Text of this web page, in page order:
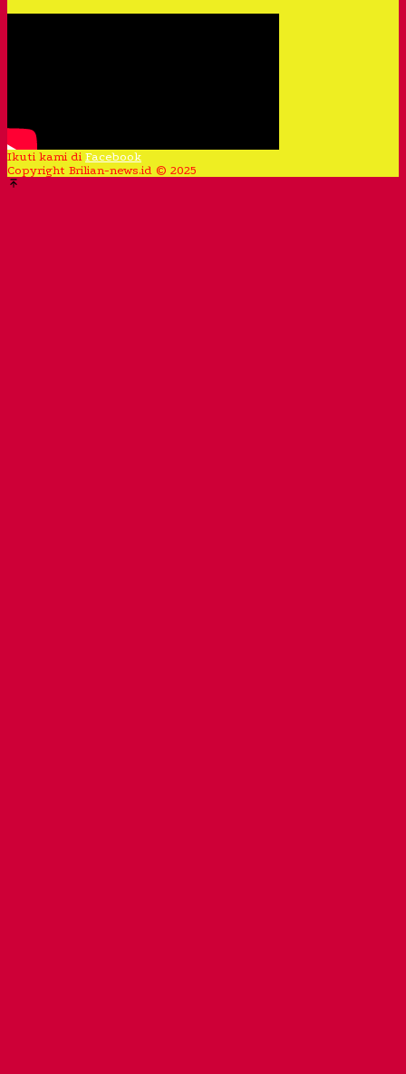
Ikuti kami di Facebook
Copyright Brilian-news.id © 2025